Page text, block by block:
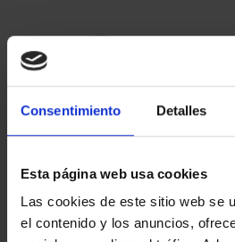
Consentimiento Detalles
Esta página web usa cookies
Las cookies de este sitio web se
el contenido y los anuncios,
CAPITALES ESPAÑOLAS
- CÓRDOBA